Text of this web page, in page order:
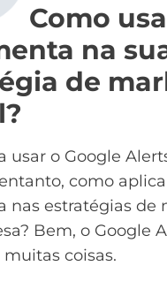
Como
na
de
usar o Google
como
nas estratégias de
Bem, o Google
coisas.